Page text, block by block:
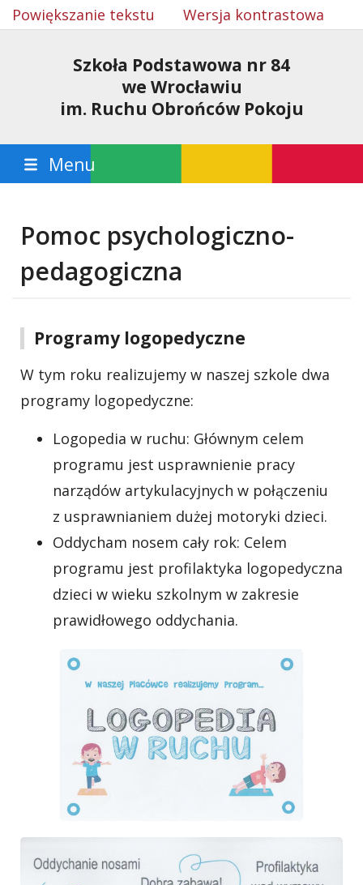
Powiększanie tekstu Wersja kontrastowa
Szkoła Podstawowa nr 84
we Wrocławiu
im. Ruchu Obrońców Pokoju
Menu
Pomoc psychologiczno-
pedagogiczna
Programy logopedyczne
W tym roku realizujemy w naszej szkole dwa
programy logopedyczne:
Logopedia w ruchu: Głównym celem
programu jest usprawnienie pracy
narządów artykulacyjnych w połączeniu
z usprawnianiem dużej motoryki dzieci.
Oddycham nosem cały rok: Celem
programu jest profilaktyka logopedyczna
dzieci w wieku szkolnym w zakresie
prawidłowego oddychania.